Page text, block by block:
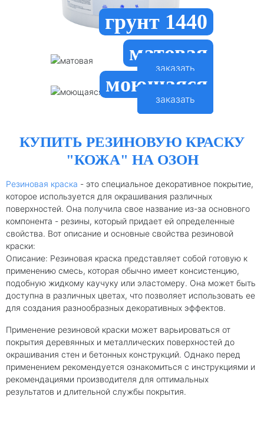
грунт 1440
матовая
заказать
моющаяся
заказать
КУПИТЬ РЕЗИНОВУЮ КРАСКУ
"КОЖА" НА ОЗОН
Резиновая краска - это специальное декоративное покрытие,
которое используется для окрашивания различных
поверхностей. Она получила свое название из-за основного
компонента - резины, который придает ей определенные
свойства. Вот описание и основные свойства резиновой
краски:
Описание: Резиновая краска представляет собой готовую к
применению смесь, которая обычно имеет консистенцию,
подобную жидкому каучуку или эластомеру. Она может быть
доступна в различных цветах, что позволяет использовать ее
для создания разнообразных декоративных эффектов.
Применение резиновой краски может варьироваться от
покрытия деревянных и металлических поверхностей до
окрашивания стен и бетонных конструкций. Однако перед
применением рекомендуется ознакомиться с инструкциями и
рекомендациями производителя для оптимальных
результатов и длительной службы покрытия.